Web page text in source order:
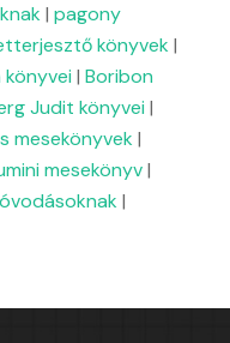
| pagony
könyvek |
könyvei | Boribon
Judit könyvei |
mesekönyvek |
mesekönyv|
|